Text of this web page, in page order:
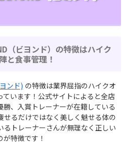
（ビヨンド）の特徴はハイク
と食事管理！
ンド) の特徴は業界屈指のハイクオ
ています！公式サイトによると全店
、入賞トレーナーが在籍している
せるだけではなく美しく魅せる体の
るトレーナーさんが無理なく正しい
特徴です！